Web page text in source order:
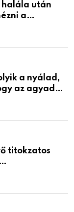
halála után
a
a nyálad,
az agyad…
titokzatos